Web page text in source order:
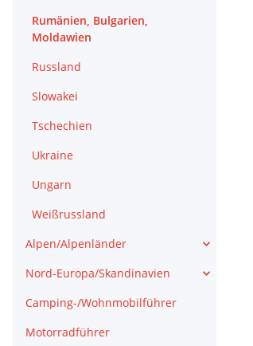
Rumänien, Bulgarien,
Moldawien
Russland
Slowakei
Tschechien
Ukraine
Ungarn
Weißrussland
Alpen/Alpenländer
Nord-Europa/Skandinavien
Camping-/Wohnmobilführer
Motorradführer